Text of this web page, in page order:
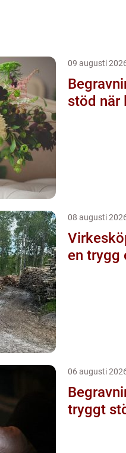
09 augusti
stöd när
08 augusti
en trygg
06 augusti
tryggt